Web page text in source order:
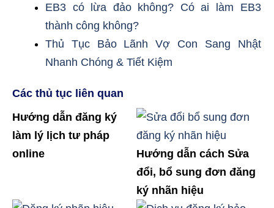
EB3 có lừa đảo không? Có ai làm EB3
thành công không?
Thủ Tục Bảo Lãnh Vợ Con Sang Nhật
Nhanh Chóng & Tiết Kiệm
Các thủ tục liên quan
Hướng dẫn đăng ký
làm lý lịch tư pháp
online
Hướng dẫn cách Sửa
đổi, bổ sung đơn đăng
ký nhãn hiệu